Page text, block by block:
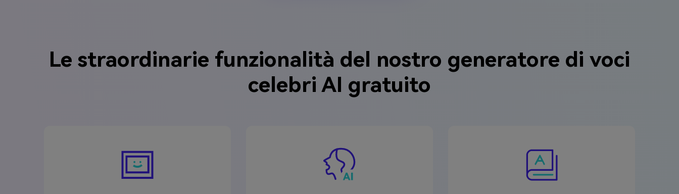
Le straordinarie funzionalità del nostro generatore di voci
celebri AI gratuito